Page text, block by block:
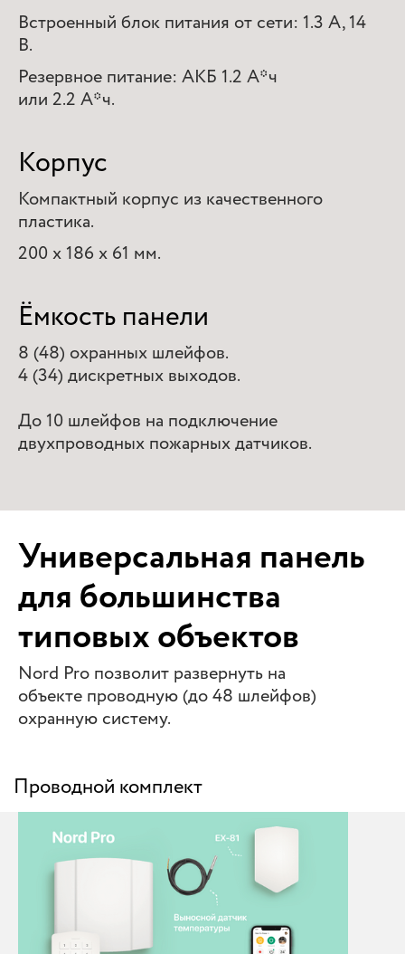
Встроенный блок питания от сети: 1.3 А, 14
В.
Резервное питание: АКБ 1.2 А*ч
или 2.2 А*ч.
Корпус
Компактный корпус из качественного
пластика.
200 х 186 х 61 мм.
Ёмкость панели
8 (48) охранных шлейфов.
4 (34) дискретных выходов.
До 10 шлейфов на подключение
двухпроводных пожарных датчиков.
Универсальная панель
для большинства
типовых объектов
Nord Pro позволит развернуть на
объекте проводную (до 48 шлейфов)
охранную систему.
Проводной комплект